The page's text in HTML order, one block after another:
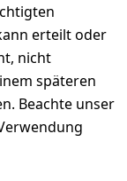
erteilt oder
nicht
späteren
Beachte unser
RECHNUNG